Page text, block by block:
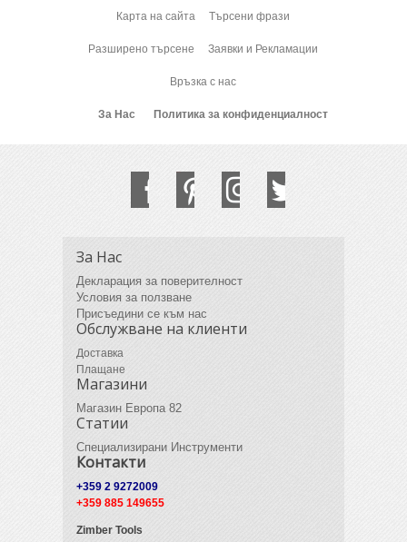
Карта на сайта Търсени фрази
Разширено търсене Заявки и Рекламации
Връзка с нас
За Нас Политика за конфиденциалност
За Нас
Декларация за поверителност
Условия за ползване
Присъедини се към нас
Обслужване на клиенти
Доставка
Плащане
Магазини
Магазин Европа 82
Статии
Специализирани Инструменти
Контакти
+359 2 9272009
+359 885 149655
Zimber Tools